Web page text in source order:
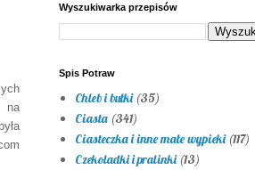
na
Wyszukiwarka przepisów
Spis Potraw
Chleb i bułki (35)
Ciasta (341)
Ciasteczka i inne małe wypieki (117)
Czekoladki i pralinki (13)